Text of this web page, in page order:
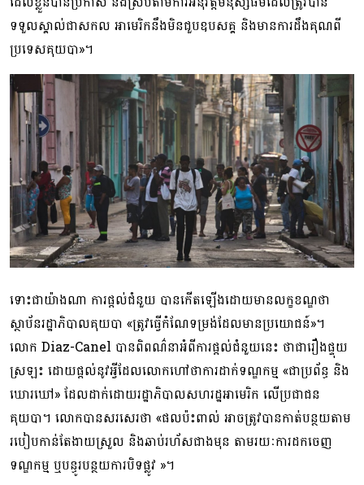
ទទួលស្គាល់ជាសកល អាមេរិកនឹងមិនជួបឧបសគ្គ និងមានការដឹងគុណពី
ប្រទេសគុយបា»។
ទោះជាយ៉ាងណា ការផ្តល់ជំនួយ បានកើតឡើងដោយមានលក្ខខណ្ឌថា
ស្ថាប័នរដ្ឋាភិបាលគុយបា «ត្រូវធ្វើកំណែទម្រង់ដែលមានប្រយោជន៍»។
លោក Diaz-Canel បានពិពណ៌នាអំពីការផ្តល់ជំនួយនេះ ថាជារឿងផ្ទុយ
ស្រឡះ ដោយផ្តល់នូវអ្វីដែលលោកហៅថាការដាក់ទណ្ឌកម្ម «ជាប្រព័ន្ធ និង
ឃោរឃៅ» ដែលដាក់ដោយរដ្ឋាភិបាលសហរដ្ឋអាមេរិក លើប្រជាជន
គុយបា។ លោកបានសរសេរថា «ផលប៉ះពាល់ អាចត្រូវបានកាត់បន្ថយតាម
របៀបកាន់តែងាយស្រួល និងឆាប់រហ័សជាងមុន តាមរយៈការដកចេញ
ទណ្ឌកម្ម ឬបន្ធូរបន្ថយការបិទផ្លូវ »។